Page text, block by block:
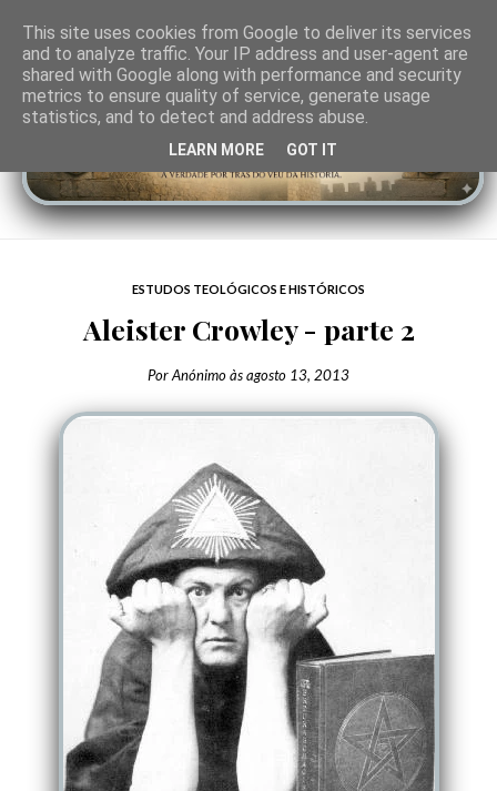
ESTUDOS TEOLÓGICOS E HISTÓRICOS
Aleister Crowley - parte 2
PorAnónimoàsagosto 13, 2013
This site uses cookies from Google to deliver its services
and to analyze traffic. Your IP address and user-agent are
shared with Google along with performance and security
metrics to ensure quality of service, generate usage
statistics, and to detect and address abuse.
LEARN MORE GOT IT